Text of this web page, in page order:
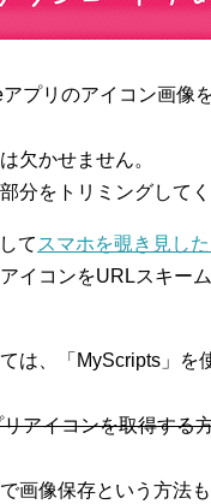
プリのアイコン画像
欠かせません。
分をトリミングして
て スマホを覗き見し
イコンをURLスキー
は、「MyScripts」を
アイコンを取得する
画像保存という方法も